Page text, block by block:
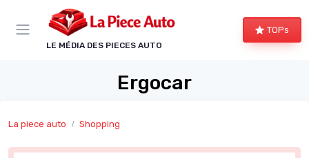
LE MÉDIA DES PIECES AUTO
TOPs
Ergocar
La piece auto Shopping
Panneau de gestion des cookies